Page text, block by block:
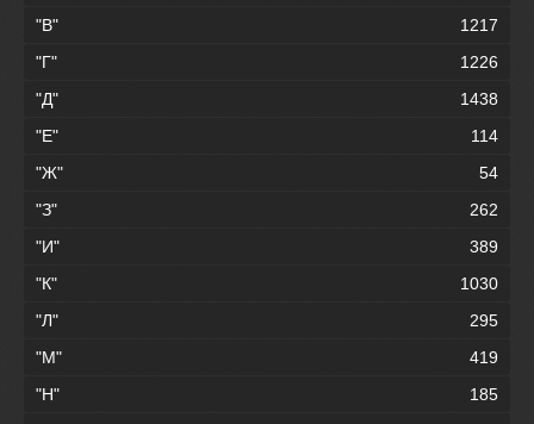
"В"
1217
"Г"
1226
"Д"
1438
"Е"
114
"Ж"
54
"З"
262
"И"
389
"К"
1030
"Л"
295
"М"
419
"Н"
185